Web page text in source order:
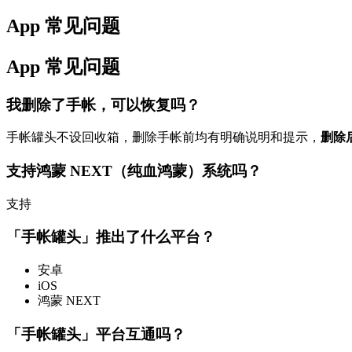
App 常见问题
App 常见问题
我删除了手帐，可以恢复吗？
手帐罐头不设回收箱，删除手帐前均有明确说明和提示， 删除
支持鸿蒙 NEXT（纯血鸿蒙）系统吗？
支持
「手帐罐头」推出了什么平台？
安卓
iOS
鸿蒙 NEXT
「手帐罐头」平台互通吗？